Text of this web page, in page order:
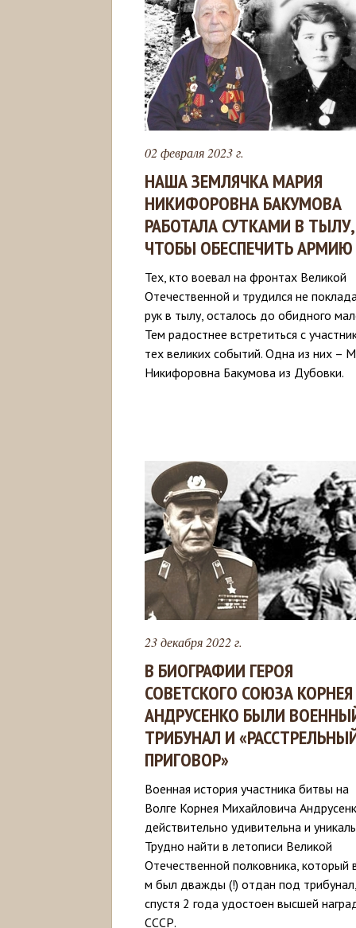
02 февраля 2023 г.
НАША ЗЕМЛЯЧКА МАРИЯ
НИКИФОРОВНА БАКУМОВА
РАБОТАЛА СУТКАМИ В ТЫЛУ,
ЧТОБЫ ОБЕСПЕЧИТЬ АРМИЮ
Тех, кто воевал на фронтах Великой
Отечественной и трудился не
рук в тылу, осталось до обидного
Тем радостнее встретиться с
тех великих событий. Одна из них –
Никифоровна Бакумова из Дубовки.
23 декабря 2022 г.
В БИОГРАФИИ ГЕРОЯ
СОВЕТСКОГО СОЮЗА КОРНЕЯ
АНДРУСЕНКО БЫЛИ
ТРИБУНАЛ И
ПРИГОВОР»
Военная история участника битвы на
Волге Корнея Михайловича
действительно удивительна и
Трудно найти в летописи Великой
Отечественной полковника, который
м был дважды (!) отдан под
спустя 2 года удостоен высшей
СССР.